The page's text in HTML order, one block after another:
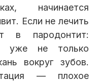
начинается
Если не лечить
в пародонтит:
уже не только
вокруг зубов.
— плохое